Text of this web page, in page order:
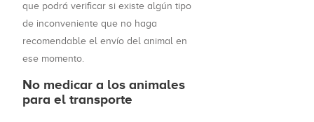
que podrá verificar si existe algún tipo
de inconveniente que no haga
recomendable el envío del animal en
ese momento.
No medicar a los animales
para el transporte